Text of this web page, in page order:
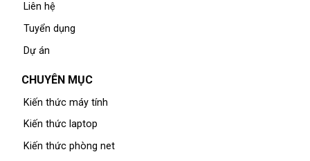
Liên hệ
Tuyển dụng
Dự án
CHUYÊN MỤC
Kiến thức máy tính
Kiến thức laptop
Kiến thức phòng net